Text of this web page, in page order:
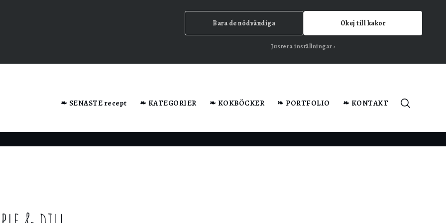
❧ SENASTE recept ❧ KATEGORIER ❧ KOKBÖCKER ❧ PORTFOLIO ❧ KONTAKT
Bara de nödvändiga Okej till kakor
Justera inställningar
när du besöker webbplatsen.
ska